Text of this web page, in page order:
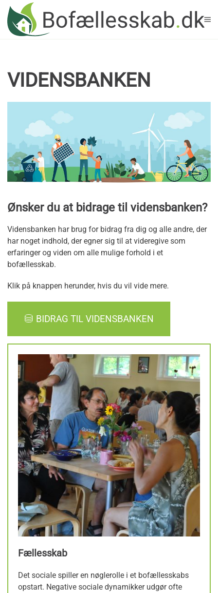
Skip to main content
VIDENSBANKEN
Ønsker du at bidrage til vidensbanken?
Vidensbanken har brug for bidrag fra dig og alle andre, der
har noget indhold, der egner sig til at videregive som
erfaringer og viden om alle mulige forhold i et
bofællesskab.
Klik på knappen herunder, hvis du vil vide mere.
BIDRAG TIL VIDENSBANKEN
Fællesskab
Det sociale spiller en nøglerolle i et bofællesskabs
opstart. Negative sociale dynamikker udgør ofte